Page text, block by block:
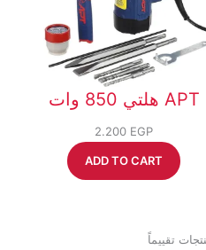
هلتي 850 وات APT
2.200 EGP
ADD TO CART
تقييماً